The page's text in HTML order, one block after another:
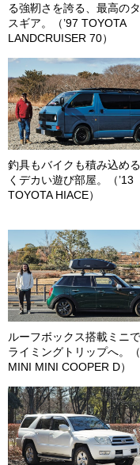
る強靭さを誇る、最高の
スギア。（’97 TOYOTA
LANDCRUISER 70）
釣具もバイクも積み込め
くデカい遊び部屋。（’13
TOYOTA HIACE）
ルーフボックス搭載ミニ
ライミングトリップへ。
MINI MINI COOPER D）